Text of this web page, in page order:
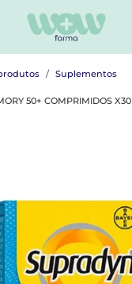
Suplementos
50+ COMPRIMIDOS X30